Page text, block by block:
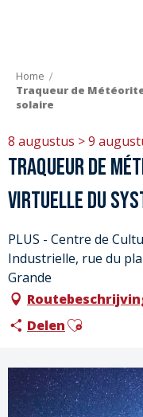
Home
Traqueur de
solaire
8 augustus > 9
Traqueur de
virtuelle du
PLUS - Centre de
Industrielle, rue du
Grande
DelenAjouter aux